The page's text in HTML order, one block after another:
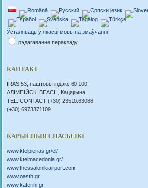
Ўсталяваць у якасці мовы па змаўчанні
рэдагаванне перакладу
КАНТАКТ
IRAS 53, паштовы індэкс 60 100,
АЛІМПІЙСКІ BEACH, Кацярына
TEL. CONTACT (+30) 23510.63088
(+30) 6973371109
КАРЫСНЫЯ СПАСЫЛКІ
www.ktelpierias.gr/el/
www.ktelmacedonia.gr/
www.thessalonikiairport.com
www.oasth.gr
www.katerini.gr